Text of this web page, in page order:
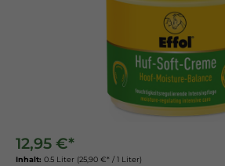
12,95 €*
Inhalt: 0.5 Liter (25,90 €* / 1 Liter)